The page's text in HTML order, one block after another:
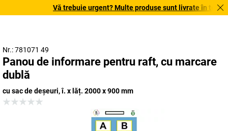
Vă trebuie urgent? Multe produse sunt livrate în
Nr.: 781071 49
Panou de informare pentru raft, cu marcare
dublă
cu sac de deșeuri, î. x lăț. 2000 x 900 mm